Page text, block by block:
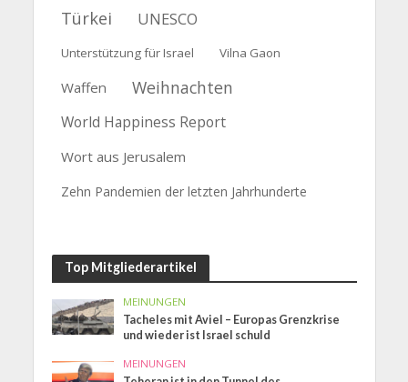
Türkei UNESCO
Unterstützung für Israel Vilna Gaon
Waffen Weihnachten
World Happiness Report
Wort aus Jerusalem
Zehn Pandemien der letzten Jahrhunderte
Top Mitgliederartikel
MEINUNGEN
Tacheles mit Aviel – Europas Grenzkrise
und wieder ist Israel schuld
MEINUNGEN